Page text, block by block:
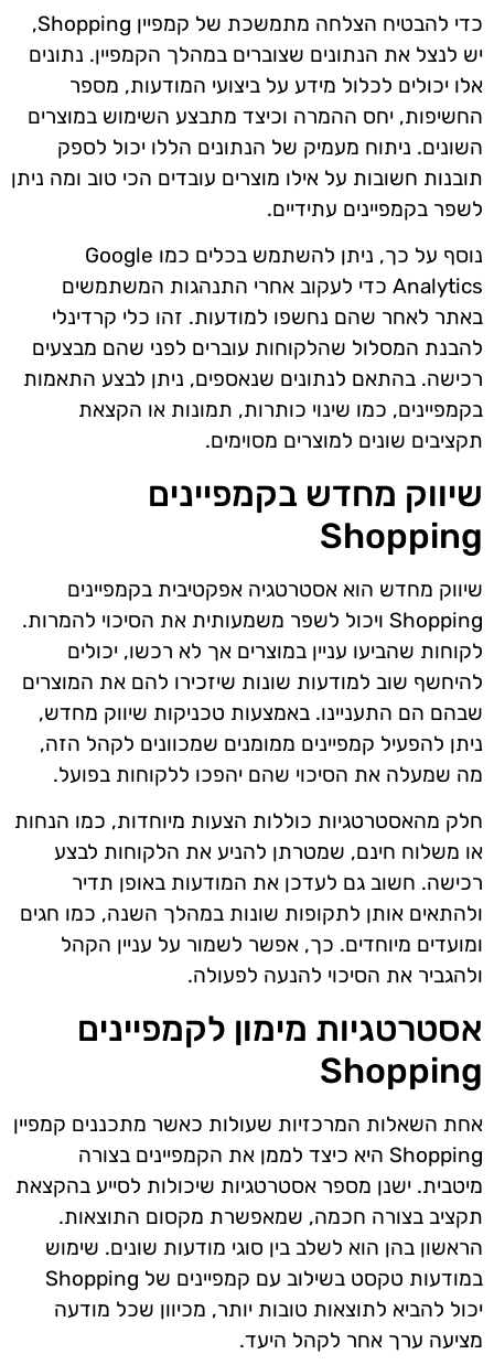
כדי להבטיח הצלחה מתמשכת של קמפיין Shopping,
יש לנצל את הנתונים שצוברים במהלך הקמפיין. נתונים
אלו יכולים לכלול מידע על ביצועי המודעות, מספר
החשיפות, יחס ההמרה וכיצד מתבצע השימוש במוצרים
השונים. ניתוח מעמיק של הנתונים הללו יכול לספק
תובנות חשובות על אילו מוצרים עובדים הכי טוב ומה ניתן
לשפר בקמפיינים עתידיים.
נוסף על כך, ניתן להשתמש בכלים כמו Google
Analytics כדי לעקוב אחרי התנהגות המשתמשים
באתר לאחר שהם נחשפו למודעות. זהו כלי קרדינלי
להבנת המסלול שהלקוחות עוברים לפני שהם מבצעים
רכישה. בהתאם לנתונים שנאספים, ניתן לבצע התאמות
בקמפיינים, כמו שינוי כותרות, תמונות או הקצאת
תקציבים שונים למוצרים מסוימים.
שיווק מחדש בקמפיינים
Shopping
שיווק מחדש הוא אסטרטגיה אפקטיבית בקמפיינים
Shopping ויכול לשפר משמעותית את הסיכוי להמרות.
לקוחות שהביעו עניין במוצרים אך לא רכשו, יכולים
להיחשף שוב למודעות שונות שיזכירו להם את המוצרים
שבהם הם התעניינו. באמצעות טכניקות שיווק מחדש,
ניתן להפעיל קמפיינים ממומנים שמכוונים לקהל הזה,
מה שמעלה את הסיכוי שהם יהפכו ללקוחות בפועל.
חלק מהאסטרטגיות כוללות הצעות מיוחדות, כמו הנחות
או משלוח חינם, שמטרתן להניע את הלקוחות לבצע
רכישה. חשוב גם לעדכן את המודעות באופן תדיר
ולהתאים אותן לתקופות שונות במהלך השנה, כמו חגים
ומועדים מיוחדים. כך, אפשר לשמור על עניין הקהל
ולהגביר את הסיכוי להנעה לפעולה.
אסטרטגיות מימון לקמפיינים
Shopping
אחת השאלות המרכזיות שעולות כאשר מתכננים קמפיין
Shopping היא כיצד לממן את הקמפיינים בצורה
מיטבית. ישנן מספר אסטרטגיות שיכולות לסייע בהקצאת
תקציב בצורה חכמה, שמאפשרת מקסום התוצאות.
הראשון בהן הוא לשלב בין סוגי מודעות שונים. שימוש
במודעות טקסט בשילוב עם קמפיינים של Shopping
יכול להביא לתוצאות טובות יותר, מכיוון שכל מודעה
מציעה ערך אחר לקהל היעד.